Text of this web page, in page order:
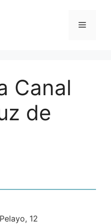
Menú
Canal
de
12